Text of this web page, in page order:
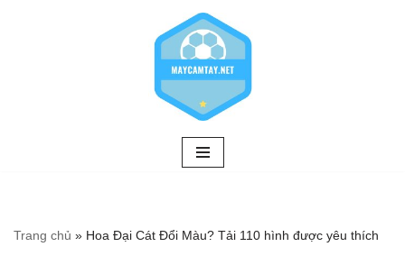
Trang chủ » Hoa Đại Cát Đổi Màu? Tải 110 hình được yêu thích